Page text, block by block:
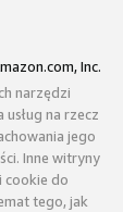
Inc.
narzędzi
usług na rzecz
jego
Inne witryny
cookie do
tego, jak